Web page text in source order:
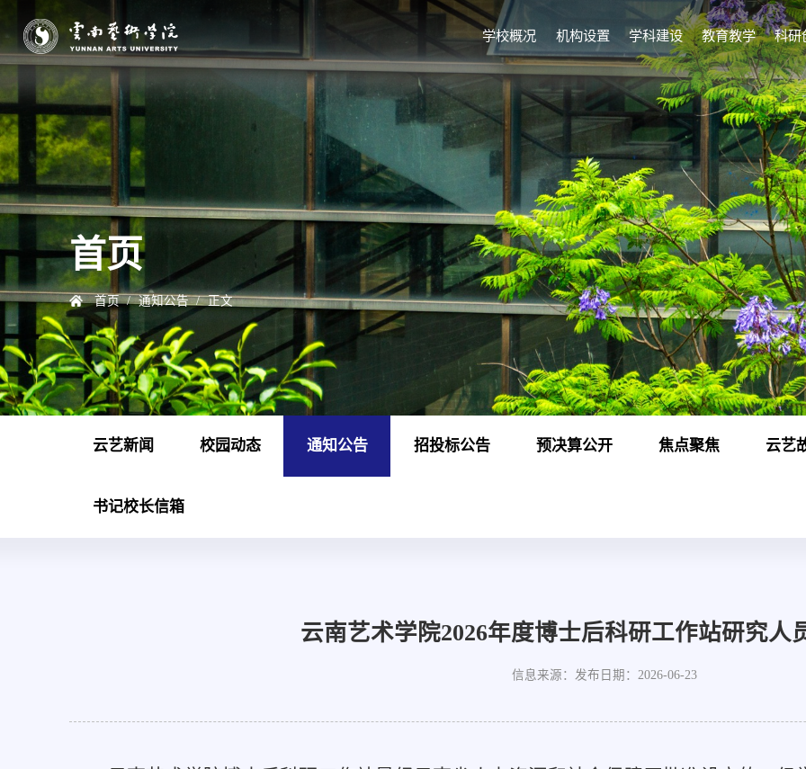
学校概况 机构设置 学科建设 教育教学 科研
首页
首页 / 通知公告 / 正文
云艺新闻 校园动态 通知公告 招投标公告 预决算公开 焦点聚焦 云艺
书记校长信箱
云南艺术学院2026年度博士后科研工作站研究人
信息来源： 发布日期：2026-06-23